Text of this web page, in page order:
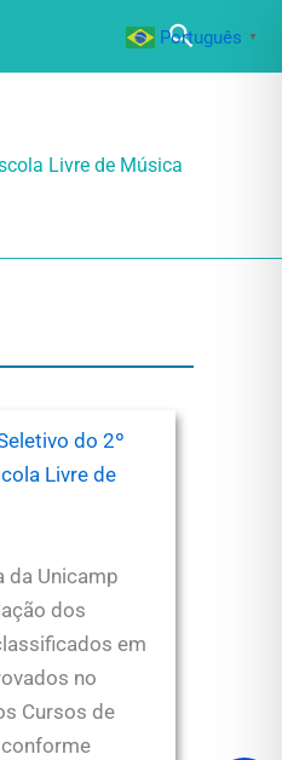
Livre de Música
do 2º
Livre de
da Unicamp
dos
em
no
Cursos de
Português ▼